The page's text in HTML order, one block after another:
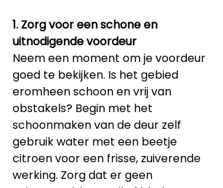
1. Zorg voor een schone en
uitnodigende voordeur
Neem een moment om je voordeur
goed te bekijken. Is het gebied
eromheen schoon en vrij van
obstakels? Begin met het
schoonmaken van de deur zelf
gebruik water met een beetje
citroen voor een frisse, zuiverende
werking. Zorg dat er geen